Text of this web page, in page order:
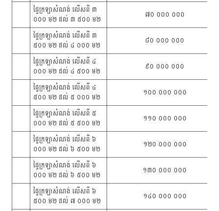
ផ្ទៃក្រឡាសំណង់ លើសពី ៣
០០០ ម២ ដល់ ៣ ៥០០ ម២
៧០ ០០០ ០០០
ផ្ទៃក្រឡាសំណង់ លើសពី ៣
៥០០ ម២ ដល់ ៤ ០០០ ម២
៨០ ០០០ ០០០
ផ្ទៃក្រឡាសំណង់ លើសពី ៤
០០០ ម២ ដល់ ៤ ៥០០ ម២
៩០ ០០០ ០០០
ផ្ទៃក្រឡាសំណង់ លើសពី ៤
៥០០ ម២ ដល់ ៥ ០០០ ម២
១០០ ០០០ ០០០
ផ្ទៃក្រឡាសំណង់ លើសពី ៥
០០០ ម២ ដល់ ៥ ៥០០ ម២
១១០ ០០០ ០០០
ផ្ទៃក្រឡាសំណង់ លើសពី ៦
០០០ ម២ ដល់ ៦ ៥០០ ម២
១២០ ០០០ ០០០
ផ្ទៃក្រឡាសំណង់ លើសពី ៦
០០០ ម២ ដល់ ៦ ៥០០ ម២
១៣០ ០០០ ០០០
ផ្ទៃក្រឡាសំណង់ លើសពី ៦
៥០០ ម២ ដល់ ៧ ០០០ ម២
១៤០ ០០០ ០០០